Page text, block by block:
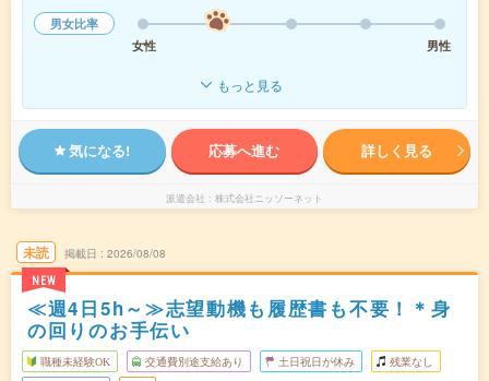
男女比率
女性
男性
もっと見る
気になる! 応募へ進む 詳しく見る
派遣会社 株式会社ニッソーネット
未読
NEW
掲載日 2026/08/08
≪週4日5h～≫志望動機も履歴書も不要！＊身
の回りのお手伝い
職種未経験OK 交通費別途支給あり 土日祝日が休み 残業なし